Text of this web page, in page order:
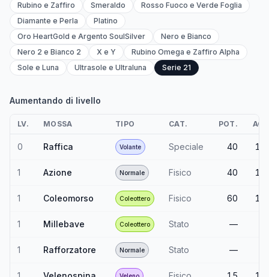
Rubino e Zaffiro
Smeraldo
Rosso Fuoco e Verde Foglia
Diamante e Perla
Platino
Oro HeartGold e Argento SoulSilver
Nero e Bianco
Nero 2 e Bianco 2
X e Y
Rubino Omega e Zaffiro Alpha
Sole e Luna
Ultrasole e Ultraluna Serie 21
Aumentando di livello
LV. MOSSA TIPO CAT. POT.
0 Raffica Volante Speciale 40
1 Azione Normale Fisico 40
1 Coleomorso Coleottero Fisico 60
1 Millebave Coleottero Stato —
1 Rafforzatore Normale Stato —